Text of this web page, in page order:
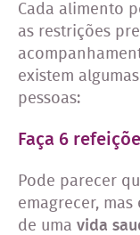
Cada alimento
as restrições
existem
pessoas:
Faça 6
Pode parecer
emagrecer,
de uma vida